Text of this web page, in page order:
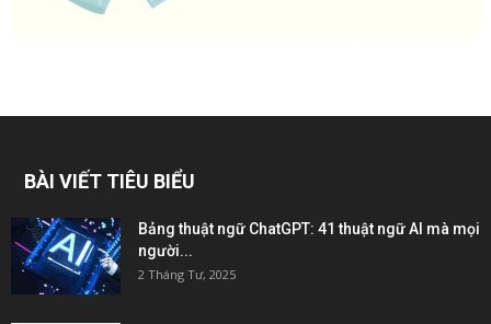
BÀI VIẾT TIÊU BIỂU
Bảng thuật ngữ ChatGPT: 41 thuật ngữ AI mà mọi
người...
2 Tháng Tư, 2025